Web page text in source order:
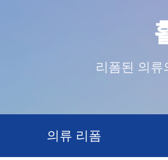
리폼된 의류
의류 리폼